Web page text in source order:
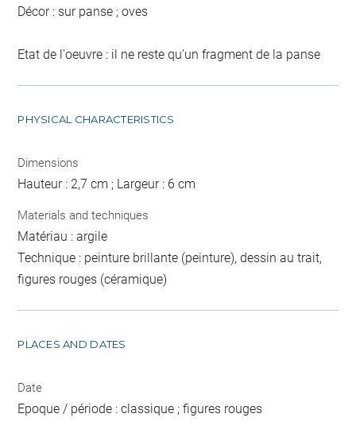
Décor : sur panse ; oves
Etat de l'oeuvre : il ne reste qu'un fragment de la panse
PHYSICAL CHARACTERISTICS
Dimensions
Hauteur : 2,7 cm ; Largeur : 6 cm
Materials and techniques
Matériau : argile
Technique : peinture brillante (peinture), dessin au trait,
figures rouges (céramique)
PLACES AND DATES
Date
Epoque / période : classique ; figures rouges